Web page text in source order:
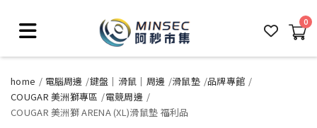
0
home 電腦周邊 鍵盤｜滑鼠｜周邊 滑鼠墊 品牌專館
COUGAR 美洲獅專區
電競周邊
COUGAR 美洲獅 ARENA (XL)滑鼠墊 福利品